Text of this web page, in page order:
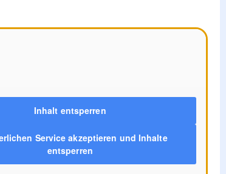
Inhalt entsperren
Service akzeptieren und Inhalte
entsperren